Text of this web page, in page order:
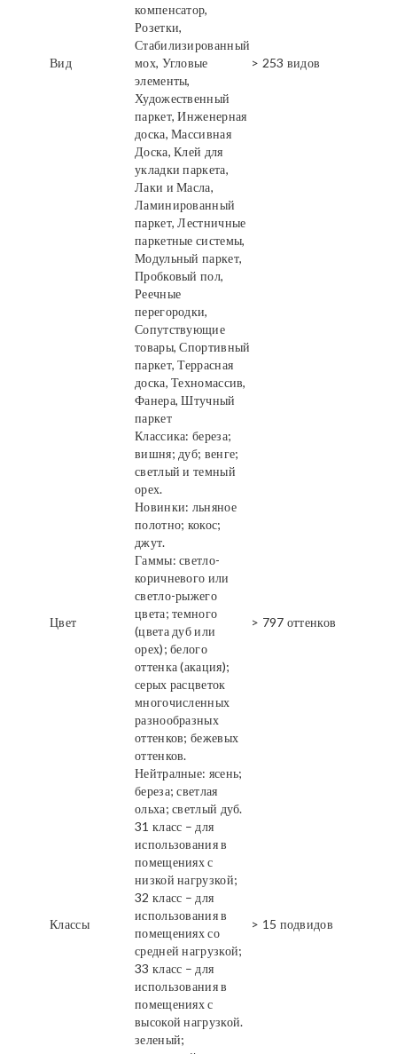
Вид
компенсатор,
Розетки,
Стабилизированный
мох, Угловые
элементы,
Художественный
паркет, Инженерная
доска, Массивная
Доска, Клей для
укладки паркета,
Лаки и Масла,
Ламинированный
паркет, Лестничные
паркетные системы,
Модульный паркет,
Пробковый пол,
Реечные
перегородки,
Сопутствующие
товары, Спортивный
паркет, Террасная
доска, Техномассив,
Фанера, Штучный
паркет
> 253 видов
Цвет
Классика: береза;
вишня; дуб; венге;
светлый и темный
орех.
Новинки: льняное
полотно; кокос;
джут.
Гаммы: светло-
коричневого или
светло-рыжего
цвета; темного
(цвета дуб или
орех); белого
оттенка (акация);
серых расцветок
многочисленных
разнообразных
оттенков; бежевых
оттенков.
Нейтралные: ясень;
береза; светлая
ольха; светлый дуб.
> 797 оттенков
Классы
31 класс – для
использования в
помещениях с
низкой нагрузкой;
32 класс – для
использования в
помещениях со
средней нагрузкой;
33 класс – для
использования в
помещениях с
высокой нагрузкой.
> 15 подвидов
зеленый;